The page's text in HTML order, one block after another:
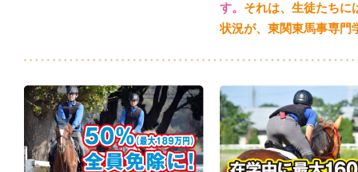
す。 それは、生徒たちに
状況が、東関東馬事専門